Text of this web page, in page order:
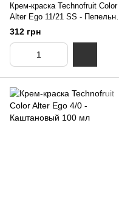
Крем-краска Technofruit Color
Alter Ego 11/21 SS - Пепельно-
бежевый экстра светлый
блондин 100 мл
312 грн